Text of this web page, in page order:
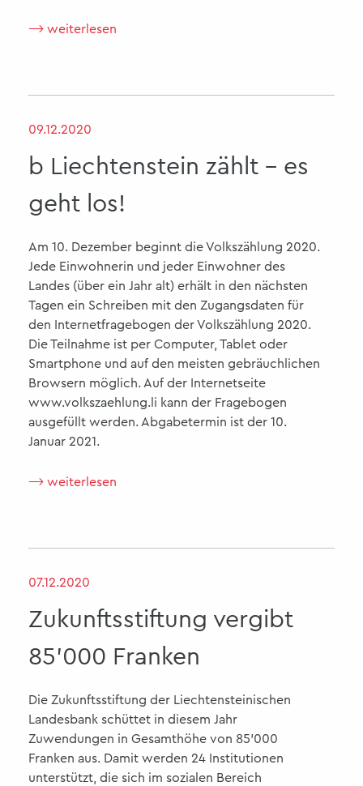
⟶ weiterlesen
09.12.2020
b Liechtenstein zählt - es
geht los!
Am 10. Dezember beginnt die Volkszählung 2020.
Jede Einwohnerin und jeder Einwohner des
Landes (über ein Jahr alt) erhält in den nächsten
Tagen ein Schreiben mit den Zugangsdaten für
den Internetfragebogen der Volkszählung 2020.
Die Teilnahme ist per Computer, Tablet oder
Smartphone und auf den meisten gebräuchlichen
Browsern möglich. Auf der Internetseite
www.volkszaehlung.li kann der Fragebogen
ausgefüllt werden. Abgabetermin ist der 10.
Januar 2021.
⟶ weiterlesen
07.12.2020
Zukunftsstiftung vergibt
85'000 Franken
Die Zukunftsstiftung der Liechtensteinischen
Landesbank schüttet in diesem Jahr
Zuwendungen in Gesamthöhe von 85'000
Franken aus. Damit werden 24 Institutionen
unterstützt, die sich im sozialen Bereich